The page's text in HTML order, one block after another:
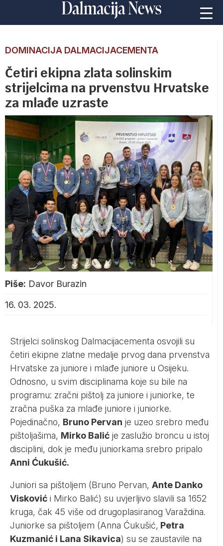
DOMINACIJA DALMACIJACEMENTA
Četiri ekipna zlata solinskim
strijelcima na prvenstvu Hrvatske
za mlađe uzraste
Piše: Davor Burazin
16. 03. 2025.
Strijelci solinskog Dalmacijacementa osvojili su
četiri ekipne zlatne medalje prvog dana prvenstva
Hrvatske za juniore i mlađe juniore u Osijeku.
Odnosno, u svim disciplinama koje su bile na
programu: zračni pištolj za juniore i juniorke, te
zračna puška za mlađe juniore i juniorke.
Pojedinačno, Bruno Pervan je uzeo srebro među
pištoljašima, Mirko Balić je zaslužio broncu u istoj
disciplini, dok je među juniorkama srebro pripalo
Anni Ćukušić.
Juniori sa pištoljem (Bruno Pervan, Ante Danko
Visković i Mirko Balić) su uvjerljivo slavili sa 1652
kruga, čak 45 više od drugoplasiranog Varaždina.
Juniorke sa pištoljem (Anna Ćukušić, Petra
Kuzmanić i Lana Sikavica) su se zaustavile na